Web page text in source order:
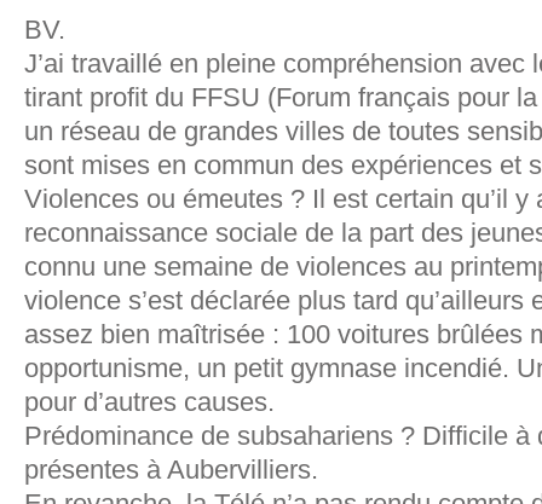
BV.
J’ai travaillé en pleine compréhension avec
tirant profit du FFSU (Forum français pour
un réseau de grandes villes de toutes
sont mises en commun des expériences et
Violences ou émeutes ? Il est certain qu’il y
reconnaissance sociale de la part des
connu une semaine de violences au
violence s’est déclarée plus tard qu’ailleurs
assez bien maîtrisée : 100 voitures brûlées
opportunisme, un petit gymnase incendié.
pour d’autres causes.
Prédominance de subsahariens ? Difficile à
présentes à Aubervilliers.